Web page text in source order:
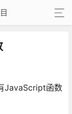
JavaScript函数